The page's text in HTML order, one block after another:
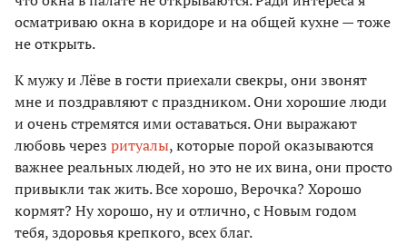
осматриваю окна в коридоре и на общей кухне — тоже
не открыть.
К мужу и Лёве в гости приехали свекры, они звонят
мне и поздравляют с праздником. Они хорошие люди
и очень стремятся ими оставаться. Они выражают
любовь через ритуалы, которые порой оказываются
важнее реальных людей, но это не их вина, они просто
привыкли так жить. Все хорошо, Верочка? Хорошо
кормят? Ну хорошо, ну и отлично, с Новым годом
тебя, здоровья крепкого, всех благ.